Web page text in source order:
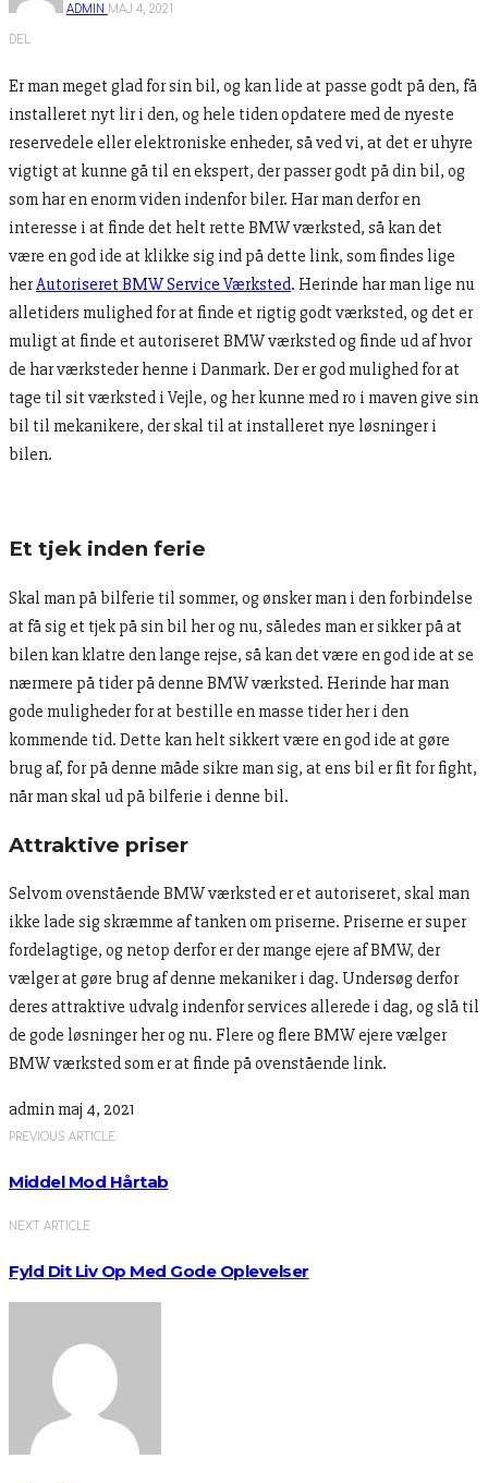
ADMIN MAJ 4, 2021
DEL
Er man meget glad for sin bil, og kan lide at passe godt på den, få
installeret nyt lir i den, og hele tiden opdatere med de nyeste
reservedele eller elektroniske enheder, så ved vi, at det er uhyre
vigtigt at kunne gå til en ekspert, der passer godt på din bil, og
som har en enorm viden indenfor biler. Har man derfor en
interesse i at finde det helt rette BMW værksted, så kan det
være en god ide at klikke sig ind på dette link, som findes lige
herAutoriseret BMW Service Værksted. Herinde har man lige nu
alletiders mulighed for at finde et rigtig godt værksted, og det er
muligt at finde et autoriseret BMW værksted og finde ud af hvor
de har værksteder henne i Danmark. Der er god mulighed for at
tage til sit værksted i Vejle, og her kunne med ro i maven give sin
bil til mekanikere, der skal til at installeret nye løsninger i
bilen.
Et tjek inden ferie
Skal man på bilferie til sommer, og ønsker man i den forbindelse
at få sig et tjek på sin bil her og nu, således man er sikker på at
bilen kan klatre den lange rejse, så kan det være en god ide at se
nærmere på tider på denne BMW værksted. Herinde har man
gode muligheder for at bestille en masse tider her i den
kommende tid. Dette kan helt sikkert være en god ide at gøre
brug af, for på denne måde sikre man sig, at ens bil er fit for fight,
når man skal ud på bilferie i denne bil.
Attraktive priser
Selvom ovenstående BMW værksted er et autoriseret, skal man
ikke lade sig skræmme af tanken om priserne. Priserne er super
fordelagtige, og netop derfor er der mange ejere af BMW, der
vælger at gøre brug af denne mekaniker i dag. Undersøg derfor
deres attraktive udvalg indenfor services allerede i dag, og slå til
de gode løsninger her og nu. Flere og flere BMW ejere vælger
BMW værksted som er at finde på ovenstående link.
admin maj 4, 2021
PREVIOUS ARTICLE
Middel Mod Hårtab
NEXT ARTICLE
Fyld Dit Liv Op Med Gode Oplevelser